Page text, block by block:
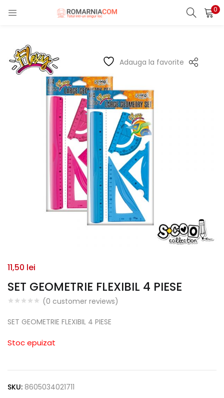
0
LOGIN REGISTER
Enter your username and password to login.
Remember me
Lost password?
Adauga la favorite
SET GEOMETRIE FLEXIBIL 4 PIESE
(0 customer reviews)
11,50 lei
SET GEOMETRIE FLEXIBIL 4 PIESE
Stoc epuizat
SKU: 8605034021711